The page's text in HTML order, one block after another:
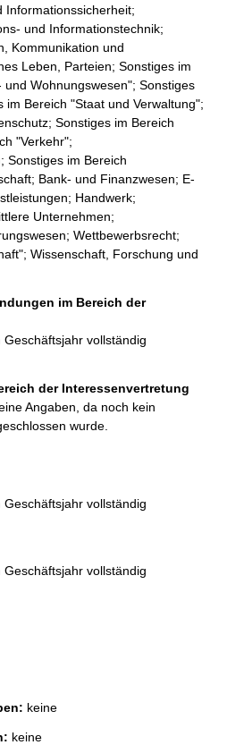
Informationssicherheit;
und Informationstechnik;
Kommunikation und
Leben, Parteien; Sonstiges im
Wohnungswesen"; Sonstiges
im Bereich "Staat und Verwaltung";
Sonstiges im Bereich
"Verkehr";
Sonstiges im Bereich
Bank- und Finanzwesen; E-
Handwerk;
Unternehmen;
Wettbewerbsrecht;
Wissenschaft, Forschung und
im Bereich der
vollständig
der Interessenvertretung
Angaben, da noch kein
wurde.
vollständig
vollständig
keine
keine